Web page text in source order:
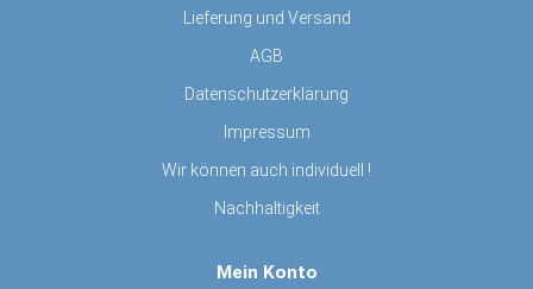
Lieferung und Versand
AGB
Datenschutzerklärung
Impressum
Wir können auch individuell !
Nachhaltigkeit
Mein Konto